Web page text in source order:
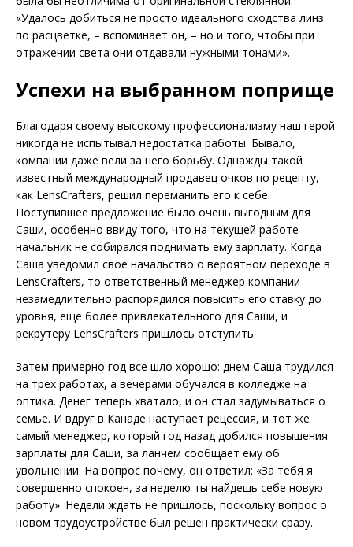
«Удалось добиться не просто идеального сходства линз
по расцветке, – вспоминает он, – но и того, чтобы при
отражении света они отдавали нужными тонами».
Успехи на выбранном поприще
Благодаря своему высокому профессионализму наш герой
никогда не испытывал недостатка работы. Бывало,
компании даже вели за него борьбу. Однажды такой
известный международный продавец очков по рецепту,
как LensCrafters, решил переманить его к себе.
Поступившее предложение было очень выгодным для
Саши, особенно ввиду того, что на текущей работе
начальник не собирался поднимать ему зарплату. Когда
Саша уведомил свое начальство о вероятном переходе в
LensCrafters, то ответственный менеджер компании
незамедлительно распорядился повысить его ставку до
уровня, еще более привлекательного для Саши, и
рекрутеру LensCrafters пришлось отступить.
Затем примерно год все шло хорошо: днем Саша трудился
на трех работах, а вечерами обучался в колледже на
оптика. Денег теперь хватало, и он стал задумываться о
семье. И вдруг в Канаде наступает рецессия, и тот же
самый менеджер, который год назад добился повышения
зарплаты для Саши, за ланчем сообщает ему об
увольнении. На вопрос почему, он ответил: «За тебя я
совершенно спокоен, за неделю ты найдешь себе новую
работу». Недели ждать не пришлось, поскольку вопрос о
новом трудоустройстве был решен практически сразу.